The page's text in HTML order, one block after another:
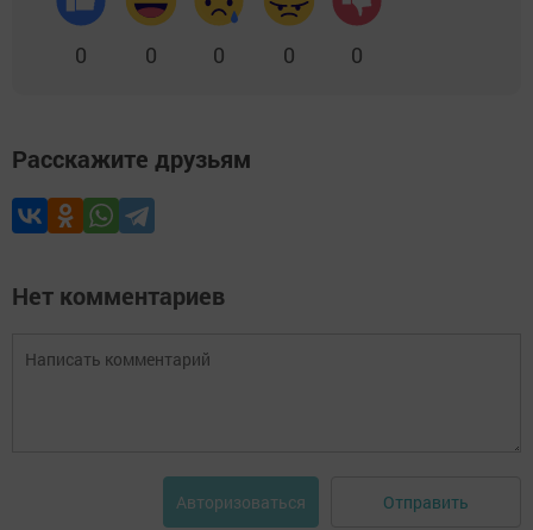
0 0 0 0 0
Расскажите друзьям
Нет комментариев
Авторизоваться Отправить